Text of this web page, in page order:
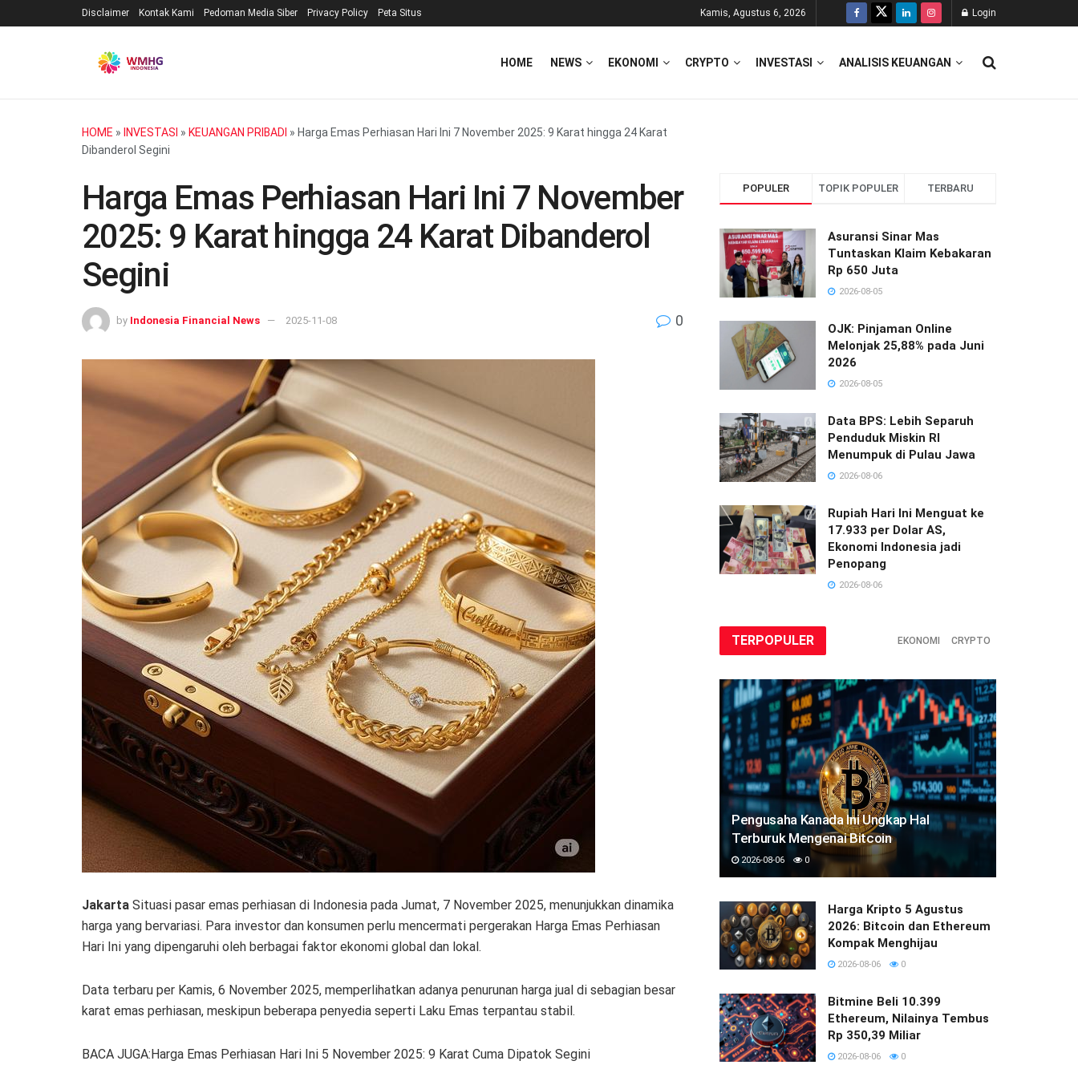
Disclaimer Kontak Kami Pedoman Media Siber Privacy Policy Peta Situs Kamis, Agustus 6, 2026 Login
HOME NEWS EKONOMI CRYPTO INVESTASI ANALISIS KEUANGAN
HOME » INVESTASI » KEUANGAN PRIBADI » Harga Emas Perhiasan Hari Ini 7 November 2025: 9 Karat hingga 24 Karat
Dibanderol Segini
Harga Emas Perhiasan Hari Ini 7 November
2025: 9 Karat hingga 24 Karat Dibanderol
Segini
by Indonesia Financial News 2025-11-08 0
Jakarta Situasi pasar emas perhiasan di Indonesia pada Jumat, 7 November 2025, menunjukkan dinamika
harga yang bervariasi. Para investor dan konsumen perlu mencermati pergerakan Harga Emas Perhiasan
Hari Ini yang dipengaruhi oleh berbagai faktor ekonomi global dan lokal.
Data terbaru per Kamis, 6 November 2025, memperlihatkan adanya penurunan harga jual di sebagian besar
karat emas perhiasan, meskipun beberapa penyedia seperti Laku Emas terpantau stabil.
BACA JUGA:Harga Emas Perhiasan Hari Ini 5 November 2025: 9 Karat Cuma Dipatok Segini
POPULER TOPIK POPULER TERBARU
Asuransi Sinar Mas
Tuntaskan Klaim Kebakaran
Rp 650 Juta
2026-08-05
OJK: Pinjaman Online
Melonjak 25,88% pada Juni
2026
2026-08-05
Data BPS: Lebih Separuh
Penduduk Miskin RI
Menumpuk di Pulau Jawa
2026-08-06
Rupiah Hari Ini Menguat ke
17.933 per Dolar AS,
Ekonomi Indonesia jadi
Penopang
2026-08-06
TERPOPULER EKONOMI CRYPTO
Pengusaha Kanada Ini Ungkap Hal
Terburuk Mengenai Bitcoin
2026-08-06 0
Harga Kripto 5 Agustus
2026: Bitcoin dan Ethereum
Kompak Menghijau
2026-08-06 0
Bitmine Beli 10.399
Ethereum, Nilainya Tembus
Rp 350,39 Miliar
2026-08-06 0